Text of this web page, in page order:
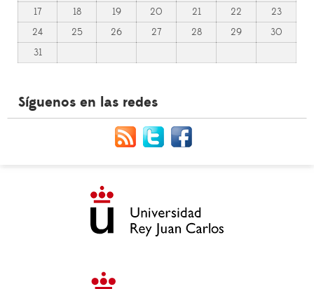
17
18 19 20 21 22
23
24
25 26 27 28 29
30
31
Síguenos en las redes